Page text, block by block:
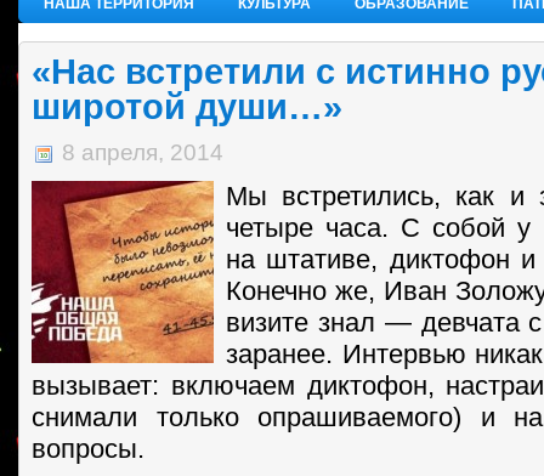
«Нас встретили с истинно
широтой души…»
8 апреля, 2014
Мы встретились, как и
четыре часа. С собой
на штативе, диктофон и
Конечно же, Иван
визите знал — девчата
заранее. Интервью
вызывает: включаем диктофон,
снимали только опрашиваемого) и
вопросы.